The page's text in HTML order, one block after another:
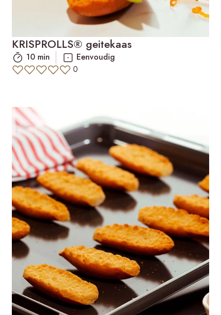
KRISPROLLS® geitekaas
10 min
Eenvoudig
0